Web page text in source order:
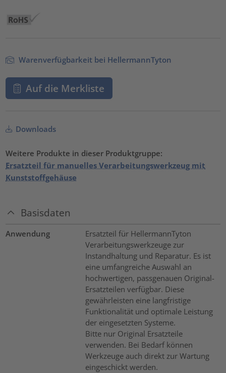
Warenverfügbarkeit bei HellermannTyton
Auf die Merkliste
Downloads
Weitere Produkte in dieser Produktgruppe:
Ersatzteil für manuelles Verarbeitungswerkzeug mit
Kunststoffgehäuse
Basisdaten
Anwendung
Ersatzteil für HellermannTyton
Verarbeitungswerkzeuge zur
Instandhaltung und Reparatur. Es ist
eine umfangreiche Auswahl an
hochwertigen, passgenauen Original-
Ersatzteilen verfügbar. Diese
gewährleisten eine langfristige
Funktionalität und optimale Leistung
der eingesetzten Systeme.
Bitte nur Original Ersatzteile
verwenden. Bei Bedarf können
Werkzeuge auch direkt zur Wartung
eingeschickt werden.